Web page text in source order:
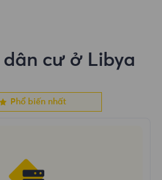
dân cư ở Libya
Phổ biến nhất